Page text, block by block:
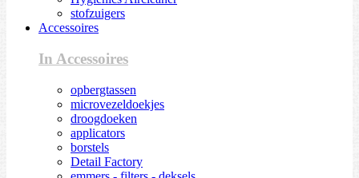
stofzuigers
Accessoires
In Accessoires
opbergtassen
microvezeldoekjes
droogdoeken
applicators
borstels
Detail Factory